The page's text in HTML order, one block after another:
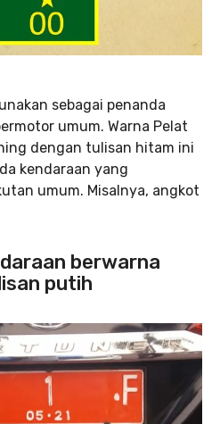
sebagai penanda
umum. Warna Pelat
dengan tulisan hitam ini
kendaraan yang
umum. Misalnya, angkot
berwarna
putih